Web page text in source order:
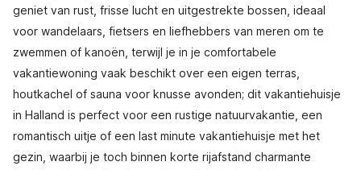
geniet van rust, frisse lucht en uitgestrekte bossen, ideaal
voor wandelaars, fietsers en liefhebbers van meren om te
zwemmen of kanoën, terwijl je in je comfortabele
vakantiewoning vaak beschikt over een eigen terras,
houtkachel of sauna voor knusse avonden; dit vakantiehuisje
in Halland is perfect voor een rustige natuurvakantie, een
romantisch uitje of een last minute vakantiehuisje met het
gezin, waarbij je toch binnen korte rijafstand charmante